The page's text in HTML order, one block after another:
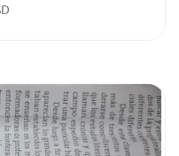
importante en cada una